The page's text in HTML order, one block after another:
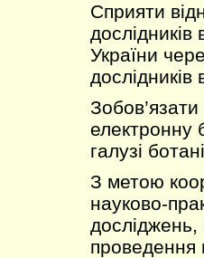
Сприяти
України
дослідників
електронну
галузі
З метою
науково-
досліджень,
проведення